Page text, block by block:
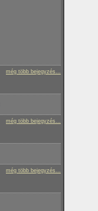
még több bejegyzés...
még több bejegyzés...
még több bejegyzés...